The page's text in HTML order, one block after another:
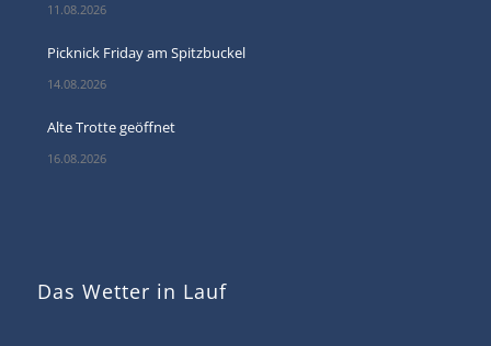
11.08.2026
Picknick Friday am Spitzbuckel
14.08.2026
Alte Trotte geöffnet
16.08.2026
Das Wetter in Lauf